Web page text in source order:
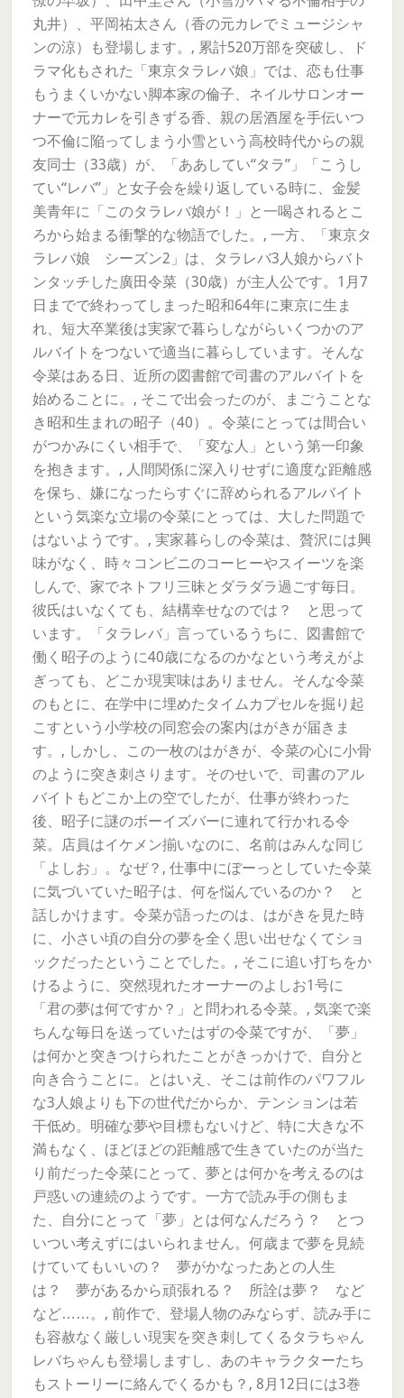
丸井）、平岡祐太さん（香の元カレでミュージシャ
ンの涼）も登場します。, 累計520万部を突破し、ド
ラマ化もされた「東京タラレバ娘」では、恋も仕事
もうまくいかない脚本家の倫子、ネイルサロンオー
ナーで元カレを引きずる香、親の居酒屋を手伝いつ
つ不倫に陥ってしまう小雪という高校時代からの親
友同士（33歳）が、「ああしてい“タラ”」「こうし
てい“レバ”」と女子会を繰り返している時に、金髪
美青年に「このタラレバ娘が！」と一喝されるとこ
ろから始まる衝撃的な物語でした。, 一方、「東京タ
ラレバ娘 シーズン2」は、タラレバ3人娘からバト
ンタッチした廣田令菜（30歳）が主人公です。1月7
日までで終わってしまった昭和64年に東京に生ま
れ、短大卒業後は実家で暮らしながらいくつかのア
ルバイトをつないで適当に暮らしています。そんな
令菜はある日、近所の図書館で司書のアルバイトを
始めることに。, そこで出会ったのが、まごうことな
き昭和生まれの昭子（40）。令菜にとっては間合い
がつかみにくい相手で、「変な人」という第一印象
を抱きます。, 人間関係に深入りせずに適度な距離感
を保ち、嫌になったらすぐに辞められるアルバイト
という気楽な立場の令菜にとっては、大した問題で
はないようです。, 実家暮らしの令菜は、贅沢には興
味がなく、時々コンビニのコーヒーやスイーツを楽
しんで、家でネトフリ三昧とダラダラ過ごす毎日。
彼氏はいなくても、結構幸せなのでは？ と思って
います。「タラレバ」言っているうちに、図書館で
働く昭子のように40歳になるのかなという考えがよ
ぎっても、どこか現実味はありません。そんな令菜
のもとに、在学中に埋めたタイムカプセルを掘り起
こすという小学校の同窓会の案内はがきが届きま
す。, しかし、この一枚のはがきが、令菜の心に小骨
のように突き刺さります。そのせいで、司書のアル
バイトもどこか上の空でしたが、仕事が終わった
後、昭子に謎のボーイズバーに連れて行かれる令
菜。店員はイケメン揃いなのに、名前はみんな同じ
「よしお」。なぜ？, 仕事中にぼーっとしていた令菜
に気づいていた昭子は、何を悩んでいるのか？ と
話しかけます。令菜が語ったのは、はがきを見た時
に、小さい頃の自分の夢を全く思い出せなくてショ
ックだったということでした。, そこに追い打ちをか
けるように、突然現れたオーナーのよしお1号に
「君の夢は何ですか？」と問われる令菜。, 気楽で楽
ちんな毎日を送っていたはずの令菜ですが、「夢」
は何かと突きつけられたことがきっかけで、自分と
向き合うことに。とはいえ、そこは前作のパワフル
な3人娘よりも下の世代だからか、テンションは若
干低め。明確な夢や目標もないけど、特に大きな不
満もなく、ほどほどの距離感で生きていたのが当た
り前だった令菜にとって、夢とは何かを考えるのは
戸惑いの連続のようです。一方で読み手の側もま
た、自分にとって「夢」とは何なんだろう？ とつ
いつい考えずにはいられません。何歳まで夢を見続
けていてもいいの？ 夢がかなったあとの人生
は？ 夢があるから頑張れる？ 所詮は夢？ など
など……。, 前作で、登場人物のみならず、読み手に
も容赦なく厳しい現実を突き刺してくるタラちゃん
レバちゃんも登場しますし、あのキャラクターたち
もストーリーに絡んでくるかも？, 8月12日には3巻